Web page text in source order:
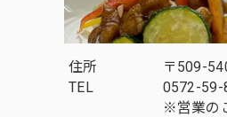
住所
〒509-
TEL
0572-59-
※営業の